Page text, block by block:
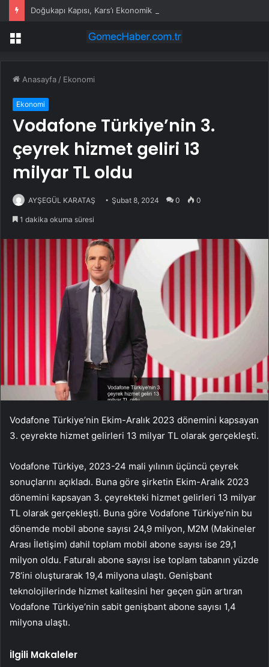
Doğukapı Kapısı, Kars’ı Ekonomik Merkez Yapabilir
Menü
Anasayfa / Ekonomi
Ekonomi
Vodafone Türkiye’nin 3.
çeyrek hizmet geliri 13
milyar TL oldu
AYŞEGÜL KARATAŞ Şubat 8, 2024 0 0
1 dakika okuma süresi
Vodafone Türkiye’nin Ekim-Aralık 2023 dönemini kapsayan
3. çeyrekte hizmet gelirleri 13 milyar TL olarak gerçekleşti.
Vodafone Türkiye, 2023-24 mali yılının üçüncü çeyrek
sonuçlarını açıkladı. Buna göre şirketin Ekim-Aralık 2023
dönemini kapsayan 3. çeyrekteki hizmet gelirleri 13 milyar
TL olarak gerçekleşti. Buna göre Vodafone Türkiye’nin bu
dönemde mobil abone sayısı 24,9 milyon, M2M (Makineler
Arası İletişim) dahil toplam mobil abone sayısı ise 29,1
milyon oldu. Faturalı abone sayısı ise toplam tabanın yüzde
78’ini oluşturarak 19,4 milyona ulaştı. Genişbant
teknolojilerinde hizmet kalitesini her geçen gün artıran
Vodafone Türkiye’nin sabit genişbant abone sayısı 1,4
milyona ulaştı.
İlgili Makaleler